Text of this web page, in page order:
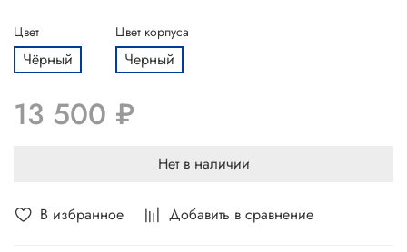
В избранное Добавить в сравнение
Цвет
Чёрный
Цвет корпуса
Черный
13 500 ₽
Нет в наличии